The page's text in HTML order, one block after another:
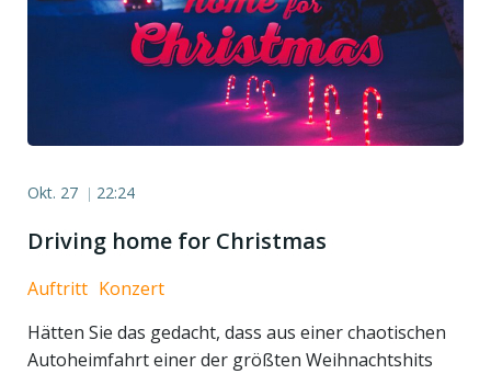
Okt. 27 | 22:24
Driving home for Christmas
Auftritt Konzert
Hätten Sie das gedacht, dass aus einer chaotischen
Autoheimfahrt einer der größten Weihnachtshits